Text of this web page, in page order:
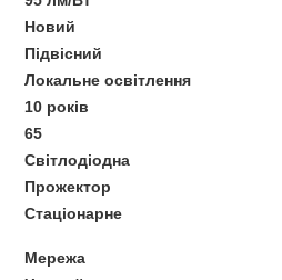
Новий
Підвісний
Локальне освітлення
10 років
65
Світлодіодна
Прожектор
Стаціонарне
Мережа